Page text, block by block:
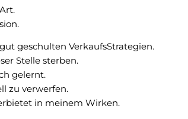
geschulten VerkaufsStrategien.
Stelle sterben.
gelernt.
zu verwerfen.
in meinem Wirken.